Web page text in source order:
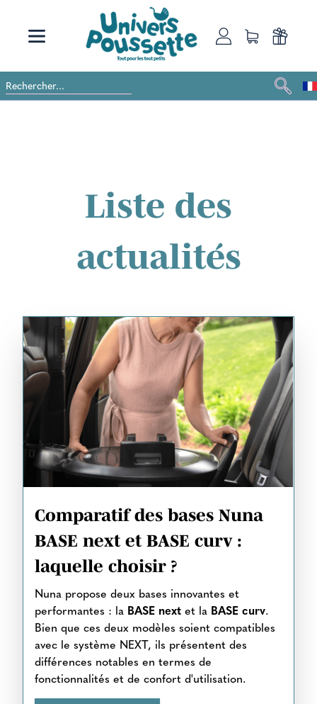
Liste des
actualités
Comparatif des bases Nuna
BASE next et BASE curv :
laquelle choisir ?
Nuna propose deux bases innovantes et
performantes : la BASE next et la BASE curv.
Bien que ces deux modèles soient compatibles
avec le système NEXT, ils présentent des
différences notables en termes de
fonctionnalités et de confort d'utilisation.